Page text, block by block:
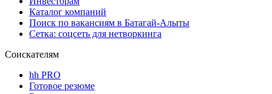
Каталог компаний
Поиск по вакансиям в Батагай-Алыты
Сетка: соцсеть для нетворкинга
Соискателям
hh PRO
Готовое резюме